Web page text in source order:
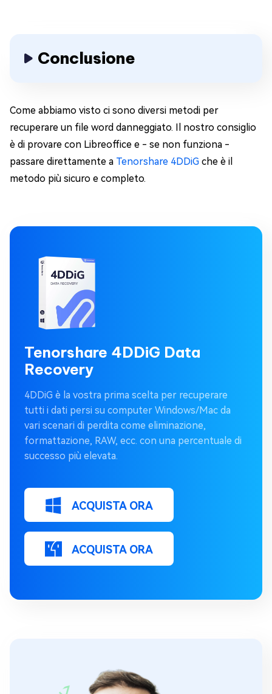
Conclusione
Come abbiamo visto ci sono diversi metodi per
recuperare un file word danneggiato. Il nostro consiglio
è di provare con Libreoffice e - se non funziona -
passare direttamente a Tenorshare 4DDiG che è il
metodo più sicuro e completo.
Tenorshare 4DDiG Data
Recovery
4DDiG è la vostra prima scelta per recuperare
tutti i dati persi su computer Windows/Mac da
vari scenari di perdita come eliminazione,
formattazione, RAW, ecc. con una percentuale di
successo più elevata.
ACQUISTA ORA
ACQUISTA ORA